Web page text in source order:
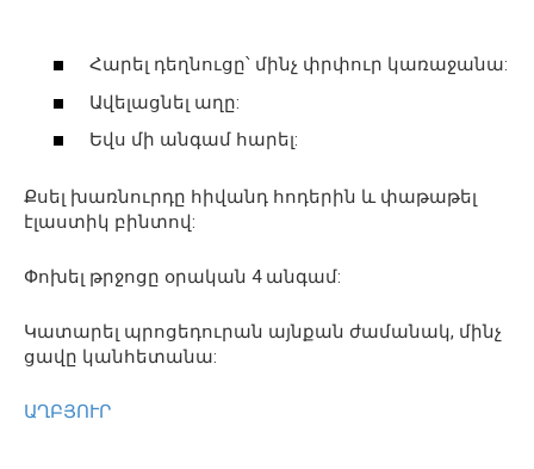
Հարել դեղնուցը՝ մինչ փրփուր կառաջանա:
Ավելացնել աղը:
Եվս մի անգամ հարել:
Քսել խառնուրդը հիվանդ հոդերին և փաթաթել
էլաստիկ բինտով:
Փոխել թրջոցը օրական 4 անգամ:
Կատարել պրոցեդուրան այնքան ժամանակ, մինչ
ցավը կանհետանա:
ԱՂԲՅՈՒՐ